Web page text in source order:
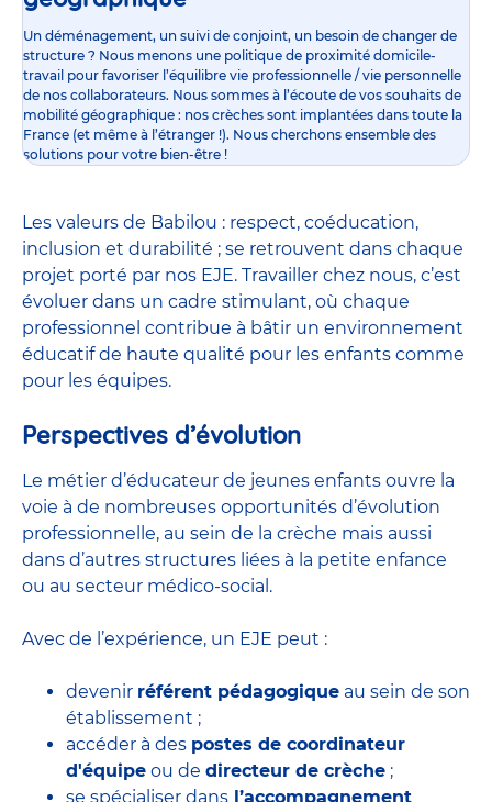
Un déménagement, un suivi de conjoint, un besoin de changer de
structure ? Nous menons une politique de proximité domicile-
travail pour favoriser l’équilibre vie professionnelle / vie personnelle
de nos collaborateurs. Nous sommes à l’écoute de vos souhaits de
mobilité géographique : nos crèches sont implantées dans toute la
France (et même à l’étranger !). Nous cherchons ensemble des
solutions pour votre bien-être !
Les valeurs de Babilou : respect, coéducation,
inclusion et durabilité ; se retrouvent dans chaque
projet porté par nos EJE. Travailler chez nous, c’est
évoluer dans un cadre stimulant, où chaque
professionnel contribue à bâtir un environnement
éducatif de haute qualité pour les enfants comme
pour les équipes.
Perspectives d’évolution
Le métier d’éducateur de jeunes enfants ouvre la
voie à de nombreuses opportunités d’évolution
professionnelle, au sein de la crèche mais aussi
dans d’autres structures liées à la petite enfance
ou au secteur médico-social.
Avec de l’expérience, un EJE peut :
devenir référent pédagogique au sein de son
établissement ;
accéder à des postes de coordinateur
d'équipe ou de directeur de crèche ;
se spécialiser dans l’accompagnement